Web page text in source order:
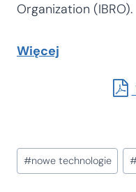
Organization (IBRO).
Więcej
Tagi
wpisu:
#nowe technologie